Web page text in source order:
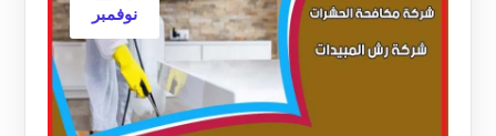
نوفمبر